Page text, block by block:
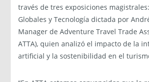
través de tres exposiciones
Globales y Tecnología dictada por
Manager de Adventure Travel Trade
ATTA), quien analizó el impacto de la
artificial y la sostenibilidad en el